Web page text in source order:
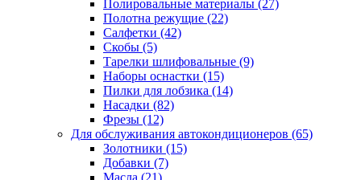
Полировальные материалы (27)
Полотна режущие (22)
Салфетки (42)
Скобы (5)
Тарелки шлифовальные (9)
Наборы оснастки (15)
Пилки для лобзика (14)
Насадки (82)
Фрезы (12)
Для обслуживания автокондиционеров (65)
Золотники (15)
Добавки (7)
Масла (21)